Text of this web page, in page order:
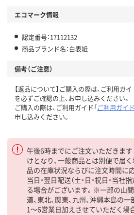
エコマーク情報
認定番号：17112132
商品ブランド名：白表紙
備考（ご注意）
【返品について】ご購入の際は、ご利用ガイ
を必ずご確認の上、お申し込みください。
ご購入の際は、ご利用ガイド「ご利用ガイド
申し込みください。
午後6時までにご注文いただきます
けとなり、一般商品とは別便で届
品の在庫状況ならびに注文時間に
当日・翌日配送（土・日・祝日・当社
る場合がございます。※一部の山
道、東北、関東、九州、沖縄本島の
1～6営業日加えさせていただく場